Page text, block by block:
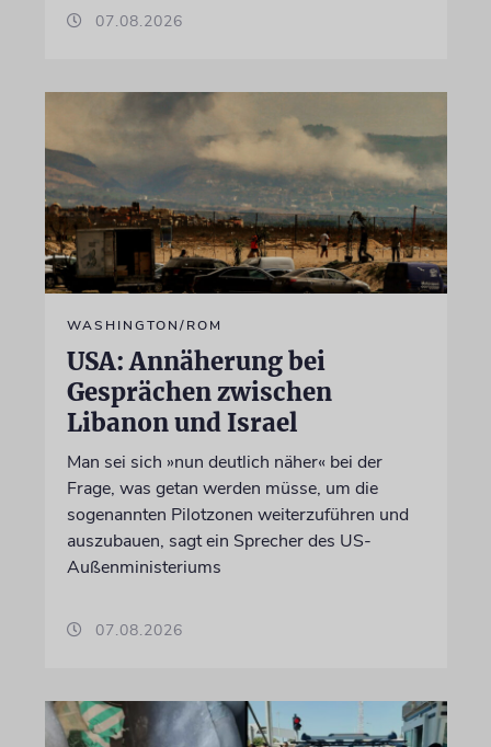
07.08.2026
WASHINGTON/ROM
USA: Annäherung bei
Gesprächen zwischen
Libanon und Israel
Man sei sich »nun deutlich näher« bei der
Frage, was getan werden müsse, um die
sogenannten Pilotzonen weiterzuführen und
auszubauen, sagt ein Sprecher des US-
Außenministeriums
07.08.2026